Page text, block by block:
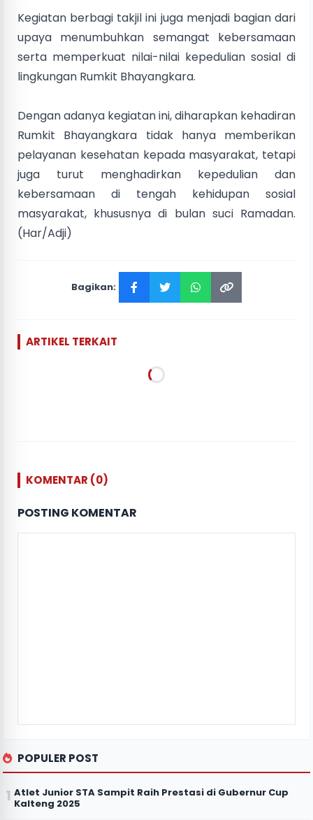
Kegiatan berbagi takjil ini juga menjadi bagian dari
upaya menumbuhkan semangat kebersamaan
serta memperkuat nilai-nilai kepedulian sosial di
lingkungan Rumkit Bhayangkara.
Dengan adanya kegiatan ini, diharapkan kehadiran
Rumkit Bhayangkara tidak hanya memberikan
pelayanan kesehatan kepada masyarakat, tetapi
juga turut menghadirkan kepedulian dan
kebersamaan di tengah kehidupan sosial
masyarakat, khususnya di bulan suci Ramadan.
(Har/Adji)
Bagikan:
ARTIKEL TERKAIT
KOMENTAR (0)
POSTING KOMENTAR
POPULER POST
Atlet Junior STA Sampit Raih Prestasi di Gubernur Cup
Kalteng 2025